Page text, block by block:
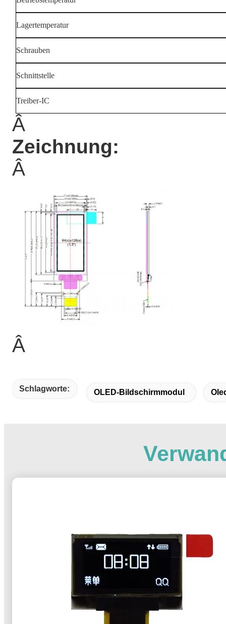
Lagertemperatur
Schrauben
Schnittstelle
Treiber-IC
Â
Zeichnung:
Â
Â
Schlagworte: OLED-Bildschirmmodul